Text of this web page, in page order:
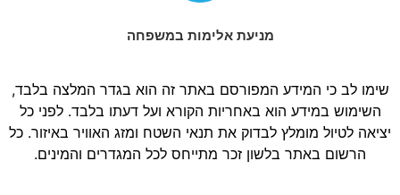
מניעת אלימות במשפחה
שימו לב כי המידע המפורסם באתר זה הוא בגדר המלצה בלבד,
השימוש במידע הוא באחריות הקורא ועל דעתו בלבד. לפני כל
יציאה לטיול מומלץ לבדוק את תנאי השטח ומזג האוויר באיזור. כל
הרשום באתר בלשון זכר מתייחס לכל המגדרים והמינים.